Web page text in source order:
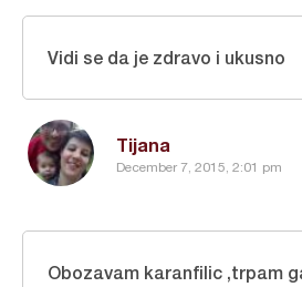
Tijana
December 7, 2015, 2:01 pm
Vidi se da je zdravo i ukusno
Obozavam karanfilic ,trpam